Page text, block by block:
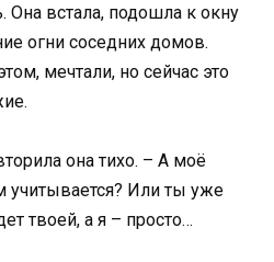
Она встала, подошла к окну
огни соседних домов.
мечтали, но сейчас это
она тихо. – А моё
Или ты уже
твоей, а я – просто…